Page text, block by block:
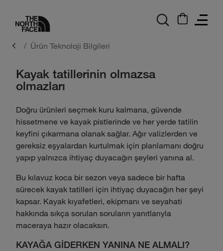
Ürün Teknoloji Bilgileri
Kayak tatillerinin olmazsa
olmazları
Doğru ürünleri seçmek kuru kalmana, güvende
hissetmene ve kayak pistlerinde ve her yerde tatilin
keyfini çıkarmana olanak sağlar. Ağır valizlerden ve
gereksiz eşyalardan kurtulmak için planlamanı doğru
yapıp yalnızca ihtiyaç duyacağın şeyleri yanına al.
Bu kılavuz koca bir sezon veya sadece bir hafta
sürecek kayak tatilleri için ihtiyaç duyacağın her şeyi
kapsar. Kayak kıyafetleri, ekipmanı ve seyahati
hakkında sıkça sorulan soruların yanıtlarıyla
maceraya hazır olacaksın.
KAYAĞA GİDERKEN YANINA NE ALMALI?